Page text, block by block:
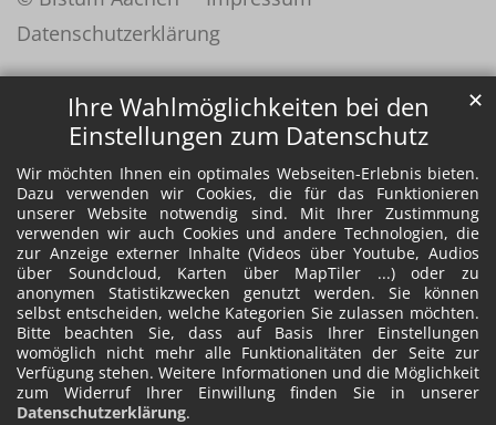
Ihre Wahlmöglichkeiten bei den
Einstellungen zum Datenschutz
Wir möchten Ihnen ein optimales Webseiten-Erlebnis bieten.
Dazu verwenden wir Cookies, die für das Funktionieren
unserer Website notwendig sind. Mit Ihrer Zustimmung
verwenden wir auch Cookies und andere Technologien, die
zur Anzeige externer Inhalte (Videos über Youtube, Audios
über Soundcloud, Karten über MapTiler ...) oder zu
anonymen Statistikzwecken genutzt werden. Sie können
selbst entscheiden, welche Kategorien Sie zulassen möchten.
Bitte beachten Sie, dass auf Basis Ihrer Einstellungen
womöglich nicht mehr alle Funktionalitäten der Seite zur
Verfügung stehen. Weitere Informationen und die Möglichkeit
zum Widerruf Ihrer Einwillung finden Sie in unserer
Datenschutzerklärung.
✕
Datenschutzerklärung